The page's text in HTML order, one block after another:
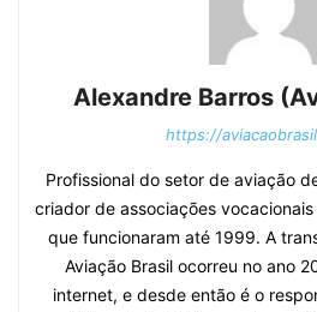
Alexandre Barros
https://
Profissional do setor de aviação
criador de associações vocacionais
que funcionaram até 1999. A
Aviação Brasil ocorreu no ano
internet, e desde então é o